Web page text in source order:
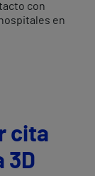
con
en
cita
3D